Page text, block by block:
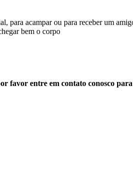
para acampar ou para receber um
bem o corpo
favor entre em contato conosco